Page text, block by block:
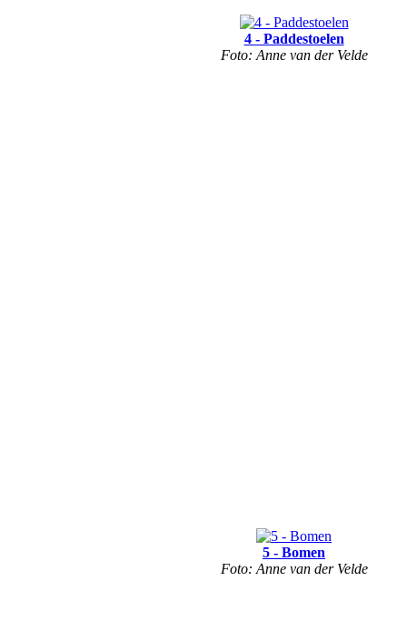
4 - Paddestoelen
Foto: Anne van der Velde
5 - Bomen
Foto: Anne van der Velde